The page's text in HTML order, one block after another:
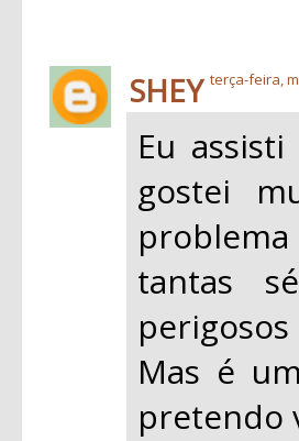
SHEY terça-feira,
Eu
gostei
tantas
Mas é
pretendo